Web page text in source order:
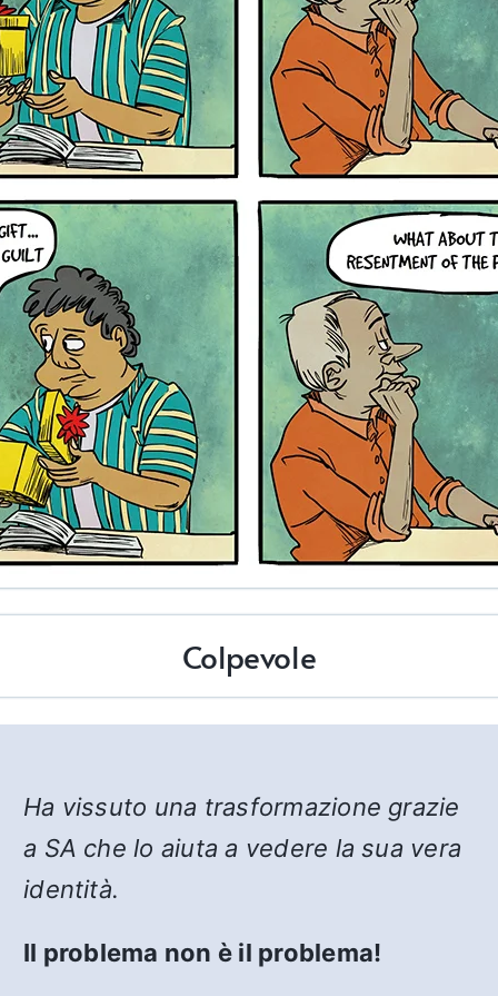
Colpevole
Ha vissuto una trasformazione grazie
a SA che lo aiuta a vedere la sua vera
identità.
Il problema non è il problema!